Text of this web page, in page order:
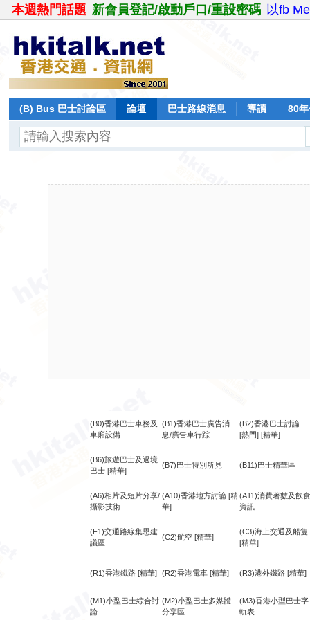
本週熱門話題 新會員登記/啟動戶口/重設密碼 以fb
(B) Bus 巴士討論區 論壇 巴士路線消息 導讀 80
(B0)香港巴士車務及
車廂設備
(B1)香港巴士廣告消
息/廣告車行踪
(B2)香港巴士討論
[熱門] [精華]
(B6)旅遊巴士及過境
巴士 [精華]
(B7)巴士特別所見 (B11)巴士精華區
(A6)相片及短片分享/
攝影技術
(A10)香港地方討論 [精
華]
(A11)消費著數及飲食
資訊
(F1)交通路線集思建
議區
(C2)航空 [精華]
(C3)海上交通及船隻
[精華]
(R1)香港鐵路 [精華] (R2)香港電車 [精華] (R3)港外鐵路 [精華]
(M1)小型巴士綜合討
論
(M2)小型巴士多媒體
分享區
(M3)香港小型巴士字
軌表